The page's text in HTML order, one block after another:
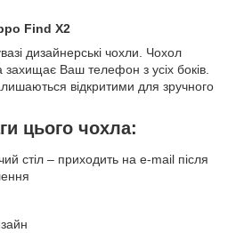
Find X2
дизайнерські чохли. Чохол
захищає Ваш телефон з усіх боків.
відкритими для зручного
цього чохла:
стіл – приходить на e-mail після